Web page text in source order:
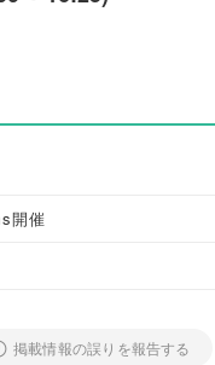
開催
掲載情報の誤りを報告する